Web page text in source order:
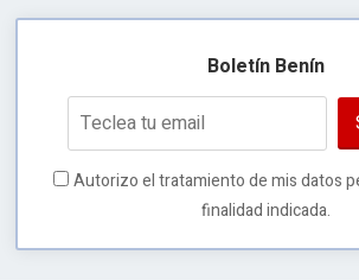
Boletín Benín
Autorizo el tratamiento de mis datos
finalidad indicada.